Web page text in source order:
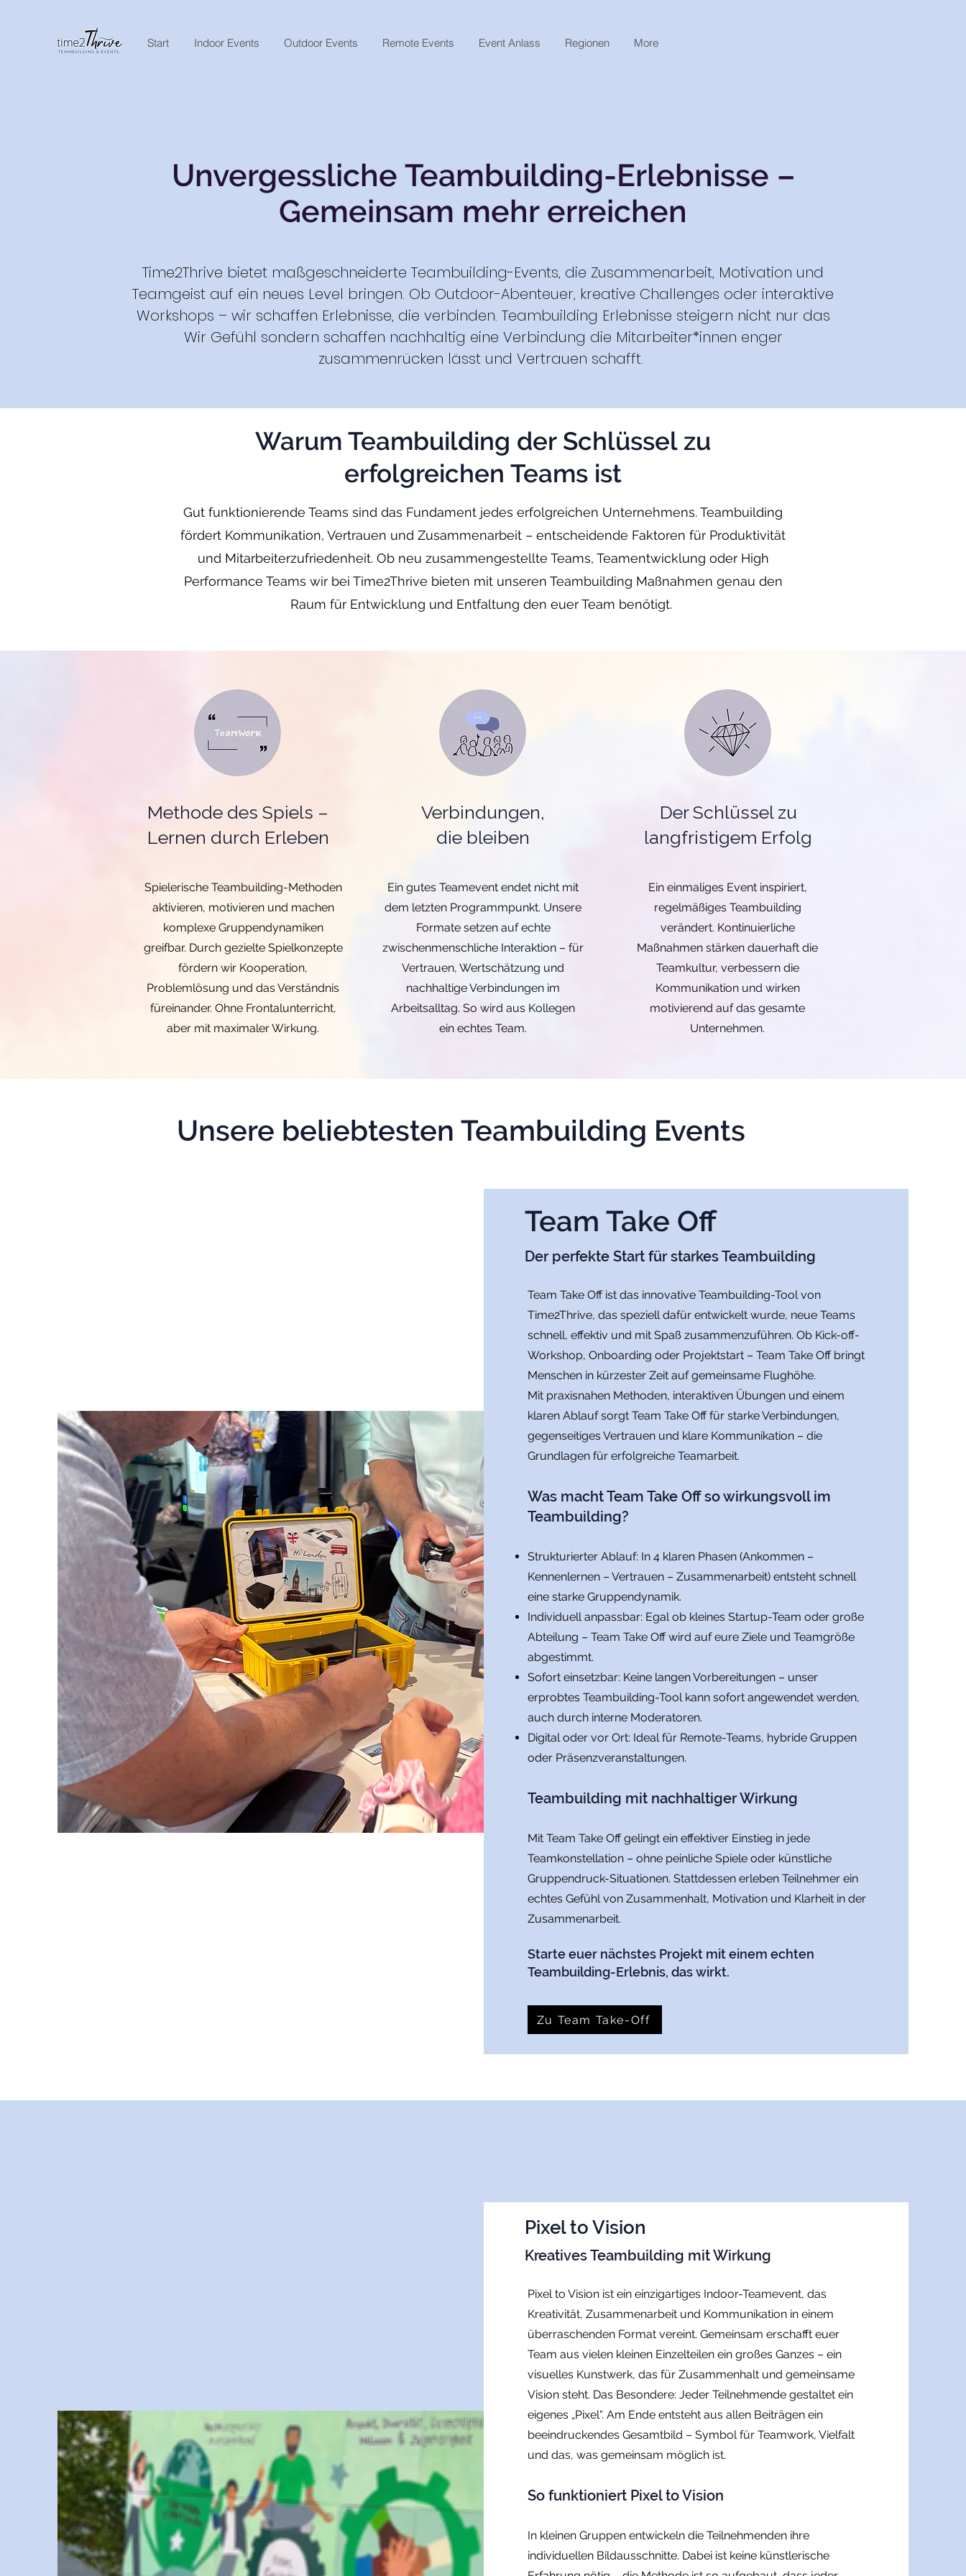
Start Indoor Events Outdoor Events Remote Events Event Anlass Regionen More
Unvergessliche Teambuilding-Erlebnisse –
Gemeinsam mehr erreichen
Time2Thrive bietet maßgeschneiderte Teambuilding-Events, die Zusammenarbeit, Motivation und
Teamgeist auf ein neues Level bringen. Ob Outdoor-Abenteuer, kreative Challenges oder interaktive
Workshops – wir schaffen Erlebnisse, die verbinden. Teambuilding Erlebnisse steigern nicht nur das
Wir Gefühl sondern schaffen nachhaltig eine Verbindung die Mitarbeiter*innen enger
zusammenrücken lässt und Vertrauen schafft.
Warum Teambuilding der Schlüssel zu
erfolgreichen Teams ist
Gut funktionierende Teams sind das Fundament jedes erfolgreichen Unternehmens. Teambuilding
fördert Kommunikation, Vertrauen und Zusammenarbeit – entscheidende Faktoren für Produktivität
und Mitarbeiterzufriedenheit. Ob neu zusammengestellte Teams, Teamentwicklung oder High
Performance Teams wir bei Time2Thrive bieten mit unseren Teambuilding Maßnahmen genau den
Raum für Entwicklung und Entfaltung den euer Team benötigt.
Methode des Spiels –
Lernen durch Erleben
Spielerische Teambuilding-Methoden
aktivieren, motivieren und machen
komplexe Gruppendynamiken
greifbar. Durch gezielte Spielkonzepte
fördern wir Kooperation,
Problemlösung und das Verständnis
füreinander. Ohne Frontalunterricht,
aber mit maximaler Wirkung.
Verbindungen,
die bleiben
Ein gutes Teamevent endet nicht mit
dem letzten Programmpunkt. Unsere
Formate setzen auf echte
zwischenmenschliche Interaktion – für
Vertrauen, Wertschätzung und
nachhaltige Verbindungen im
Arbeitsalltag. So wird aus Kollegen
ein echtes Team.
Der Schlüssel zu
langfristigem Erfolg
Ein einmaliges Event inspiriert,
regelmäßiges Teambuilding
verändert. Kontinuierliche
Maßnahmen stärken dauerhaft die
Teamkultur, verbessern die
Kommunikation und wirken
motivierend auf das gesamte
Unternehmen.
Unsere beliebtesten Teambuilding Events
Team Take Off
Der perfekte Start für starkes Teambuilding
Team Take Off ist das innovative Teambuilding-Tool von
Time2Thrive, das speziell dafür entwickelt wurde, neue Teams
schnell, effektiv und mit Spaß zusammenzuführen. Ob Kick-off-
Workshop, Onboarding oder Projektstart – Team Take Off bringt
Menschen in kürzester Zeit auf gemeinsame Flughöhe.
Mit praxisnahen Methoden, interaktiven Übungen und einem
klaren Ablauf sorgt Team Take Off für starke Verbindungen,
gegenseitiges Vertrauen und klare Kommunikation – die
Grundlagen für erfolgreiche Teamarbeit.
Was macht Team Take Off so wirkungsvoll im
Teambuilding?
Strukturierter Ablauf: In 4 klaren Phasen (Ankommen –
Kennenlernen – Vertrauen – Zusammenarbeit) entsteht schnell
eine starke Gruppendynamik.
Individuell anpassbar: Egal ob kleines Startup-Team oder große
Abteilung – Team Take Off wird auf eure Ziele und Teamgröße
abgestimmt.
Sofort einsetzbar: Keine langen Vorbereitungen – unser
erprobtes Teambuilding-Tool kann sofort angewendet werden,
auch durch interne Moderatoren.
Digital oder vor Ort: Ideal für Remote-Teams, hybride Gruppen
oder Präsenzveranstaltungen.
Teambuilding mit nachhaltiger Wirkung
Mit Team Take Off gelingt ein effektiver Einstieg in jede
Teamkonstellation – ohne peinliche Spiele oder künstliche
Gruppendruck-Situationen. Stattdessen erleben Teilnehmer ein
echtes Gefühl von Zusammenhalt, Motivation und Klarheit in der
Zusammenarbeit.
Starte euer nächstes Projekt mit einem echten
Teambuilding-Erlebnis, das wirkt.
Zu Team Take-Off
Pixel to Vision
Kreatives Teambuilding mit Wirkung
Pixel to Vision ist ein einzigartiges Indoor-Teamevent, das
Kreativität, Zusammenarbeit und Kommunikation in einem
überraschenden Format vereint. Gemeinsam erschafft euer
Team aus vielen kleinen Einzelteilen ein großes Ganzes – ein
visuelles Kunstwerk, das für Zusammenhalt und gemeinsame
Vision steht. Das Besondere: Jeder Teilnehmende gestaltet ein
eigenes „Pixel“. Am Ende entsteht aus allen Beiträgen ein
beeindruckendes Gesamtbild – Symbol für Teamwork, Vielfalt
und das, was gemeinsam möglich ist.
So funktioniert Pixel to Vision
In kleinen Gruppen entwickeln die Teilnehmenden ihre
individuellen Bildausschnitte. Dabei ist keine künstlerische